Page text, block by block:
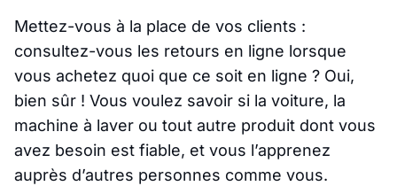
Mettez-vous à la place de vos clients :
consultez-vous les retours en ligne lorsque
vous achetez quoi que ce soit en ligne ? Oui,
bien sûr ! Vous voulez savoir si la voiture, la
machine à laver ou tout autre produit dont vous
avez besoin est fiable, et vous l’apprenez
auprès d’autres personnes comme vous.